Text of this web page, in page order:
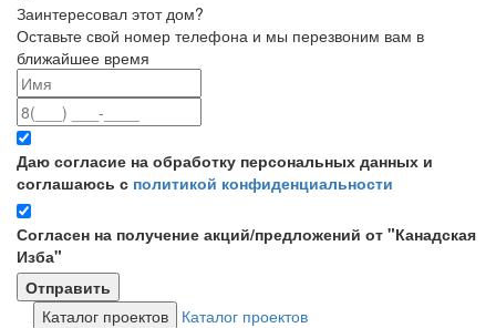
Заинтересовал этот дом?
Оставьте свой номер телефона и мы перезвоним вам в
ближайшее время
Даю согласие на обработку персональных данных и
соглашаюсь с политикой конфиденциальности
Согласен на получение акций/предложений от "Канадская
Изба"
Каталог проектов
Каталог проектов